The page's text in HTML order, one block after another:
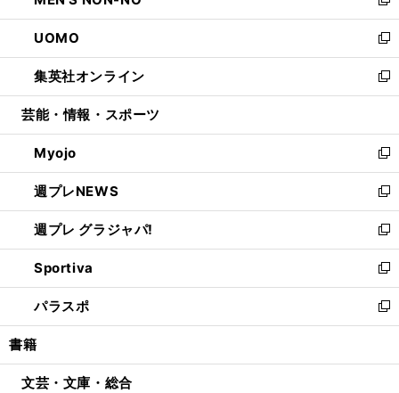
開
く
ウ
で
開
く
ン
ド
ウ
で
開
ウ
ィ
ン
ド
ウ
開
く
新
し
い
ウ
ィ
ン
ウ
で
開
く
UOMO
新
し
い
ウ
ン
ド
ウ
で
開
く
集英社オンライン
新
し
ウ
ィ
ン
ド
ウ
で
開
く
芸能・情報・スポーツ
Myojo
新
し
い
ウ
ィ
ン
ド
ウ
で
開
週プレNEWS
新
し
い
ウ
ィ
ン
ド
ウ
開
週プレ グラジャパ!
新
し
い
ウ
ィ
ン
ウ
Sportiva
新
し
い
ウ
ン
パラスポ
新
し
ウ
書籍
文芸・文庫・総合